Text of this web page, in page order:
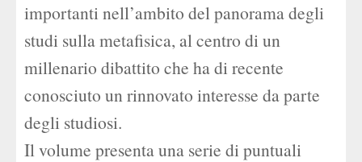
importanti nell’ambito del panorama degli
studi sulla metafisica, al centro di un
millenario dibattito che ha di recente
conosciuto un rinnovato interesse da parte
degli studiosi.
Il volume presenta una serie di puntuali